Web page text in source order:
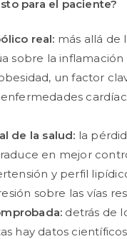
para el paciente?
real: más allá de
sobre la inflamación
un factor
de la salud: la
en mejor
y perfil
sobre las vías
detrás de
hay datos